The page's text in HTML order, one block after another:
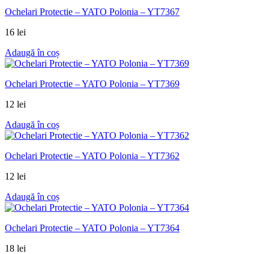
Ochelari Protectie – YATO Polonia – YT7367
16 lei
Adaugă în coș
Ochelari Protectie – YATO Polonia – YT7369
12 lei
Adaugă în coș
Ochelari Protectie – YATO Polonia – YT7362
12 lei
Adaugă în coș
Ochelari Protectie – YATO Polonia – YT7364
18 lei